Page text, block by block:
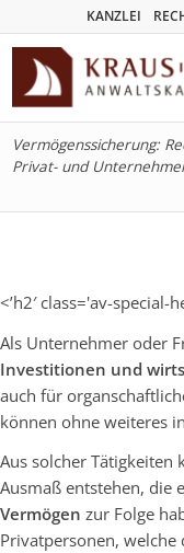
KANZLEI
Vermögenssicherung:
Privat- und
<’h2′ class='av-
Als Unternehmer oder
Investitionen und
auch für
können ohne weiteres
Aus solcher
Ausmaß entstehen, die
Vermögen zur Folge
Privatpersonen,